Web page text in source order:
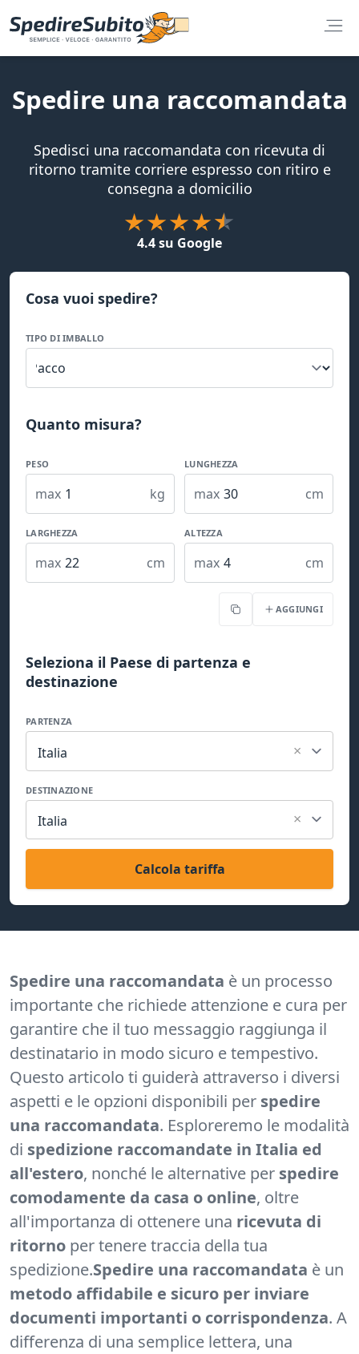
Spedire una raccomandata
Spedisci una raccomandata con ricevuta di
ritorno tramite corriere espresso con ritiro e
consegna a domicilio
4.4 su Google
Cosa vuoi spedire?
TIPO DI IMBALLO
Quanto misura?
PESO
max kg
LUNGHEZZA
max cm
LARGHEZZA
max cm
ALTEZZA
max cm
Copia AGGIUNGI
Seleziona il Paese di partenza e
destinazione
PARTENZA
Italia ×
DESTINAZIONE
Italia ×
Calcola tariffa
Spedire una raccomandata è un processo
importante che richiede attenzione e cura per
garantire che il tuo messaggio raggiunga il
destinatario in modo sicuro e tempestivo.
Questo articolo ti guiderà attraverso i diversi
aspetti e le opzioni disponibili per spedire
una raccomandata. Esploreremo le modalità
di spedizione raccomandate in Italia ed
all'estero, nonché le alternative per spedire
comodamente da casa o online, oltre
all'importanza di ottenere una ricevuta di
ritorno per tenere traccia della tua
spedizione.Spedire una raccomandata è un
metodo affidabile e sicuro per inviare
documenti importanti o corrispondenza. A
differenza di una semplice lettera, una